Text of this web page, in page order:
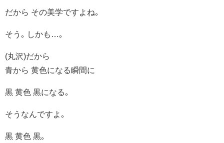
だから その美学ですよね｡
そう｡ しかも…｡
(丸沢)だから
青から 黄色になる瞬間に
黒 黄色 黒になる｡
そうなんですよ｡
黒 黄色 黒｡